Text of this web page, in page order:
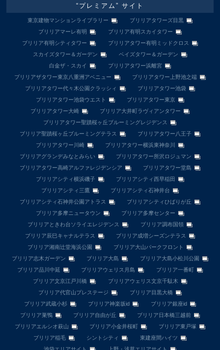
“プレミアム” サイト
東京建物マンションライブラリー
ブリリアタワーズ目黒
ブリリアマーレ有明
ブリリア有明スカイタワー
ブリリア有明シティタワー
ブリリアタワー有明ミッドクロス
スカイズタワー＆ガーデン
ベイズタワー＆ガーデン
白金ザ・スカイ
ブリリアタワー浜離宮
ブリリアザタワー東京八重洲アベニュー
ブリリアタワー上野池之端
ブリリアタワー代々木公園クラッシィ
ブリリアタワー池袋
ブリリアタワー池袋ウエスト
ブリリアタワー東京
ブリリアタワー大崎
ブリリア大井町ラヴィアンタワー
ブリリアタワー聖蹟桜ヶ丘ブルーミングレジデンス
ブリリア聖蹟桜ヶ丘ブルーミングテラス
ブリリアタワー八王子
ブリリアタワー川崎
ブリリアタワー横浜東神奈川
ブリリアグランデみなとみらい
ブリリアタワー所沢ロジュマン
ブリリアタワー高崎アルファレジデンシア
ブリリアタワー堂島
ブリリアシティ横浜磯子
ブリリアシティ西早稲田
ブリリアシティ三鷹
ブリリアシティ石神井台
ブリリアシティ石神井公園アトラス
ブリリアシティひばりが丘
ブリリア多摩ニュータウン
ブリリア多摩センター
ブリリアときわ台ソライエレジデンス
ブリリア調布国領
ブリリア辰巳キャナルテラス
ブリリア成増シーズンテラス
ブリリア湘南辻堂海浜公園
ブリリア大山パークフロント
ブリリア志木ガーデン
ブリリア大島
ブリリア大島小松川公園
ブリリア品川中延
ブリリアウェリス月島
ブリリア一番町
ブリリア文京江戸川橋
ブリリアウェリス文京千駄木
ブリリア代官山プレステージ
ブリリア目黒大橋
ブリリア武蔵小杉
ブリリア神楽坂id
ブリリア銀座id
ブリリア巣鴨
ブリリア自由が丘
ブリリア日本橋三越前
ブリリアエルシオ萩山
ブリリア小金井桜町
ブリリア東戸塚
ブリリア稲毛
シントシティ
東建座間ハイツ